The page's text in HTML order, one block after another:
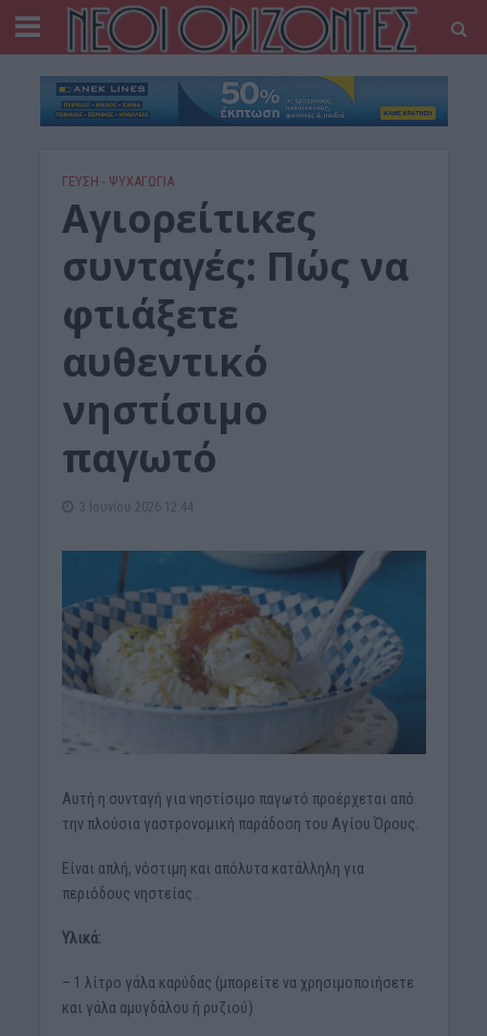
ΓΕΎΣΗ - ΨΥΧΑΓΩΓΊΑ
Αγιορείτικες
συνταγές: Πώς να
φτιάξετε
αυθεντικό
νηστίσιμο
παγωτό
3 Ιουνίου 2026 12:44
Αυτή η συνταγή για νηστίσιμο παγωτό προέρχεται από
την πλούσια γαστρονομική παράδοση του Αγίου Όρους.
Είναι απλή, νόστιμη και απόλυτα κατάλληλη για
περιόδους νηστείας .
Υλικά:
– 1 λίτρο γάλα καρύδας (μπορείτε να χρησιμοποιήσετε
και γάλα αμυγδάλου ή ρυζιού)